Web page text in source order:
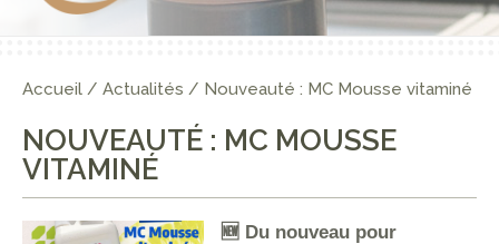
Accueil / Actualités / Nouveauté : MC Mousse vitaminé
NOUVEAUTÉ : MC MOUSSE
VITAMINÉ
🆕 Du nouveau pour